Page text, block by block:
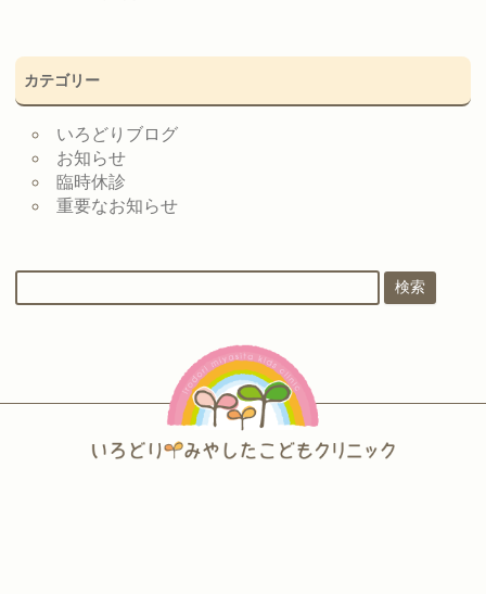
カテゴリー
いろどりブログ
お知らせ
臨時休診
重要なお知らせ